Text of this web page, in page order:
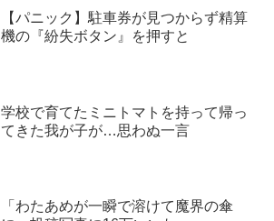
【パニック】駐車券が見つからず精算
機の『紛失ボタン』を押すと
学校で育てたミニトマトを持って帰っ
てきた我が子が…思わぬ一言
「わたあめが一瞬で溶けて魔界の傘